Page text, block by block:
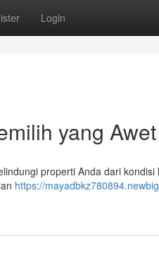
Login
yang Awet
properti Anda dari
https://